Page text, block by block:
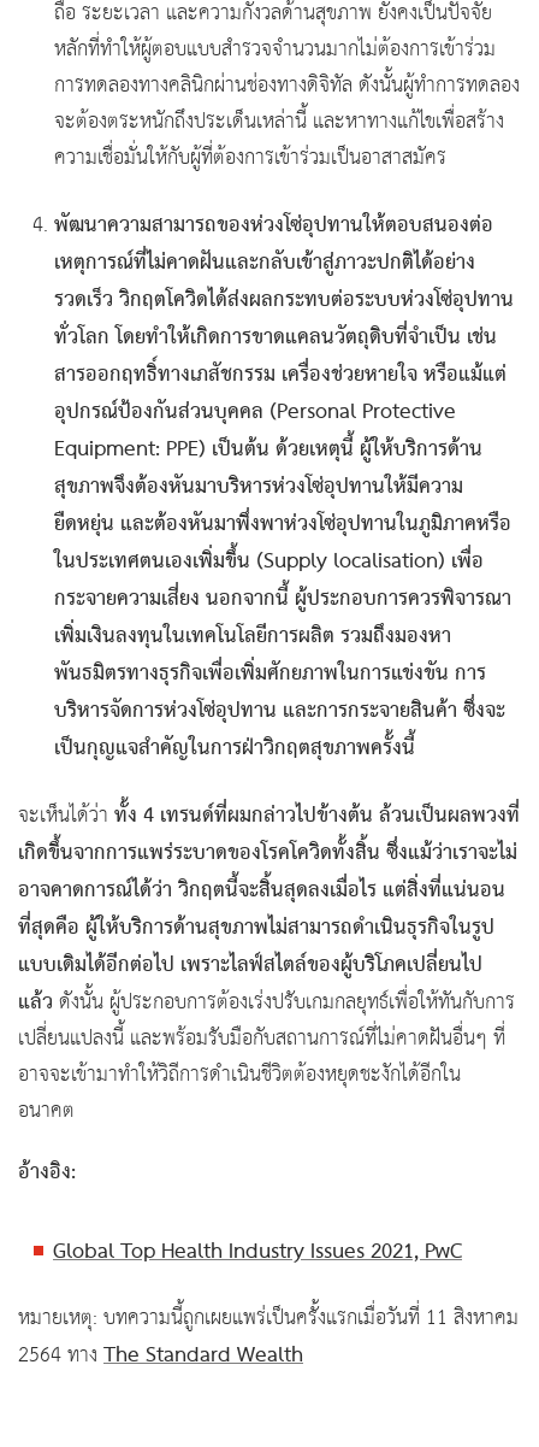
ถือ ระยะเวลา และความกังวลด้านสุขภาพ ยังคงเป็นปัจจัย
หลักที่ทำให้ผู้ตอบแบบสำรวจจำนวนมากไม่ต้องการเข้าร่วม
การทดลองทางคลินิกผ่านช่องทางดิจิทัล ดังนั้นผู้ทำการทดลอง
จะต้องตระหนักถึงประเด็นเหล่านี้ และหาทางแก้ไขเพื่อสร้าง
ความเชื่อมั่นให้กับผู้ที่ต้องการเข้าร่วมเป็นอาสาสมัคร
พัฒนาความสามารถของห่วงโซ่อุปทานให้ตอบสนองต่อ
เหตุการณ์ที่ไม่คาดฝันและกลับเข้าสู่ภาวะปกติได้อย่าง
รวดเร็ววิกฤตโควิดได้ส่งผลกระทบต่อระบบห่วงโซ่อุปทาน
ทั่วโลก โดยทำให้เกิดการขาดแคลนวัตถุดิบที่จำเป็น เช่น
สารออกฤทธิ์ทางเภสัชกรรม เครื่องช่วยหายใจ หรือแม้แต่
อุปกรณ์ป้องกันส่วนบุคคล (Personal Protective
Equipment: PPE) เป็นต้น ด้วยเหตุนี้ ผู้ให้บริการด้าน
สุขภาพจึงต้องหันมาบริหารห่วงโซ่อุปทานให้มีความ
ยืดหยุ่น และต้องหันมาพึ่งพาห่วงโซ่อุปทานในภูมิภาคหรือ
ในประเทศตนเองเพิ่มขึ้น (Supply localisation) เพื่อ
กระจายความเสี่ยง นอกจากนี้ ผู้ประกอบการควรพิจารณา
เพิ่มเงินลงทุนในเทคโนโลยีการผลิต รวมถึงมองหา
พันธมิตรทางธุรกิจเพื่อเพิ่มศักยภาพในการแข่งขัน การ
บริหารจัดการห่วงโซ่อุปทาน และการกระจายสินค้า ซึ่งจะ
เป็นกุญแจสำคัญในการฝ่าวิกฤตสุขภาพครั้งนี้
จะเห็นได้ว่าทั้ง 4 เทรนด์ที่ผมกล่าวไปข้างต้น ล้วนเป็นผลพวงที่
เกิดขึ้นจากการแพร่ระบาดของโรคโควิดทั้งสิ้น ซึ่งแม้ว่าเราจะไม่
อาจคาดการณ์ได้ว่า วิกฤตนี้จะสิ้นสุดลงเมื่อไร แต่สิ่งที่แน่นอน
ที่สุดคือ ผู้ให้บริการด้านสุขภาพไม่สามารถดำเนินธุรกิจในรูป
แบบเดิมได้อีกต่อไป เพราะไลฟ์สไตล์ของผู้บริโภคเปลี่ยนไป
แล้วดังนั้น ผู้ประกอบการต้องเร่งปรับเกมกลยุทธ์เพื่อให้ทันกับการ
เปลี่ยนแปลงนี้ และพร้อมรับมือกับสถานการณ์ที่ไม่คาดฝันอื่นๆ ที่
อาจจะเข้ามาทำให้วิถีการดำเนินชีวิตต้องหยุดชะงักได้อีกใน
อนาคต
อ้างอิง:
Global Top Health Industry Issues 2021, PwC
หมายเหตุ: บทความนี้ถูกเผยแพร่เป็นครั้งแรกเมื่อวันที่ 11 สิงหาคม
2564 ทางThe Standard Wealth